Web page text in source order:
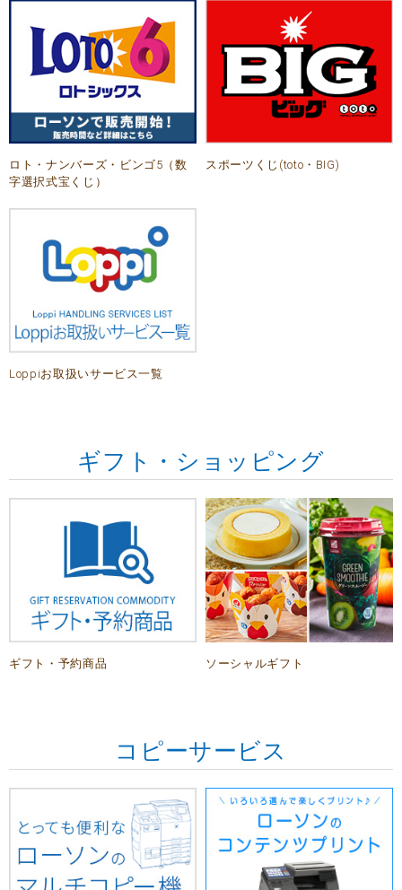
ロト・ナンバーズ・ビンゴ5（数
字選択式宝くじ）
スポーツくじ(toto・BIG)
Loppiお取扱いサービス一覧
ギフト・ショッピング
ギフト・予約商品 ソーシャルギフト
コピーサービス